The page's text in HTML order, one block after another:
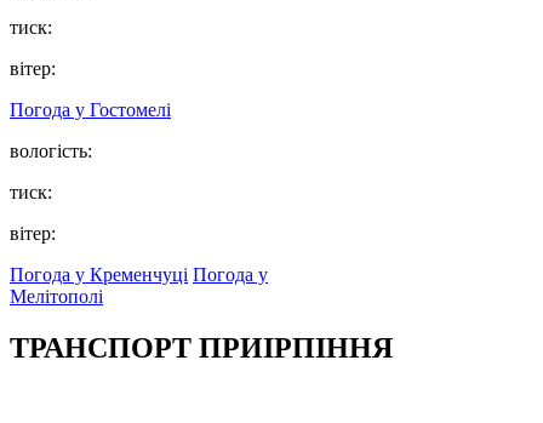
тиск:
вітер:
Погода у Гостомелі
вологість:
тиск:
вітер:
Погода у Кременчуці Погода у
Мелітополі
ТРАНСПОРТ ПРИІРПІННЯ